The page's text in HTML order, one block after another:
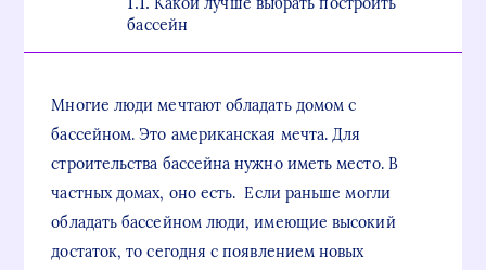
бассейн
Многие люди мечтают обладать домом с
бассейном. Это американская мечта. Для
строительства бассейна нужно иметь место. В
частных домах, оно есть. Если раньше могли
обладать бассейном люди, имеющие высокий
достаток, то сегодня с появлением новых